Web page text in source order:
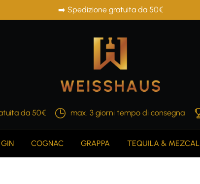
➡️ Spedizione gratuita da 50€
da 50€ max. 3 giorni tempo di consegna
GIN COGNAC GRAPPA TEQUILA & MEZCAL